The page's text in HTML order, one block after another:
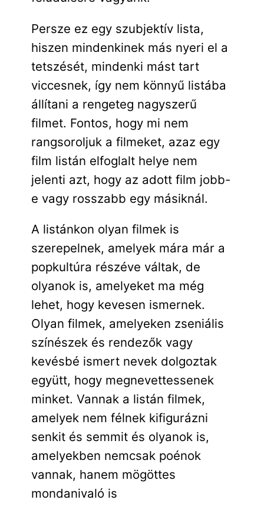
Persze ez egy szubjektív lista,
hiszen mindenkinek más nyeri el a
tetszését, mindenki mást tart
viccesnek, így nem könnyű listába
állítani a rengeteg nagyszerű
filmet. Fontos, hogy mi nem
rangsoroljuk a filmeket, azaz egy
film listán elfoglalt helye nem
jelenti azt, hogy az adott film jobb-
e vagy rosszabb egy másiknál.
A listánkon olyan filmek is
szerepelnek, amelyek mára már a
popkultúra részéve váltak, de
olyanok is, amelyeket ma még
lehet, hogy kevesen ismernek.
Olyan filmek, amelyeken zseniális
színészek és rendezők vagy
kevésbé ismert nevek dolgoztak
együtt, hogy megnevettessenek
minket. Vannak a listán filmek,
amelyek nem félnek kifigurázni
senkit és semmit és olyanok is,
amelyekben nemcsak poénok
vannak, hanem mögöttes
mondanivaló is